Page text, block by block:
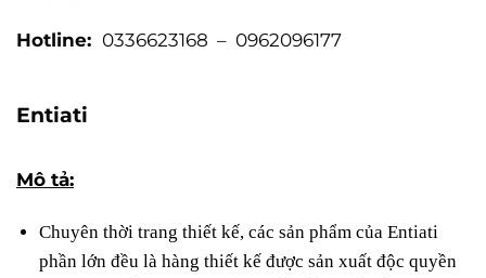
Hotline: 0336623168 – 0962096177
Entiati
Mô tả:
Chuyên thời trang thiết kế, các sản phẩm của Entiati
phần lớn đều là hàng thiết kế được sản xuất độc quyền